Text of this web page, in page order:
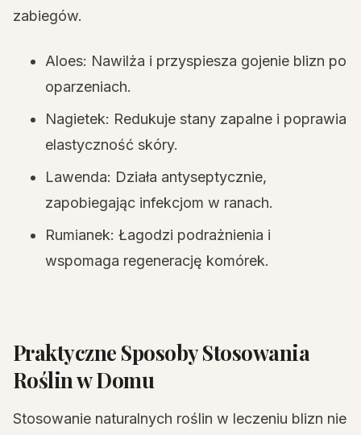
zabiegów.
Aloes: Nawilża i przyspiesza gojenie blizn po
oparzeniach.
Nagietek: Redukuje stany zapalne i poprawia
elastyczność skóry.
Lawenda: Działa antyseptycznie,
zapobiegając infekcjom w ranach.
Rumianek: Łagodzi podrażnienia i
wspomaga regenerację komórek.
Praktyczne Sposoby Stosowania
Roślin w Domu
Stosowanie naturalnych roślin w leczeniu blizn nie